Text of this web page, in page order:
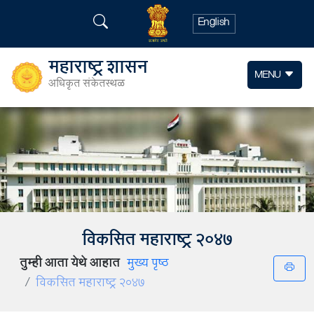
English
महाराष्ट्र शासन
अधिकृत संकेतस्थळ MENU
विकसित महाराष्ट्र २०४७
तुम्ही आता येथे आहात मुख्य पृष्ठ
विकसित महाराष्ट्र २०४७